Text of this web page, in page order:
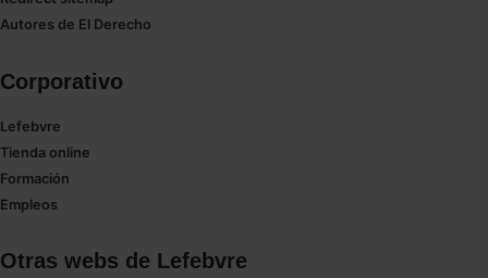
seleccionar solo aquellas que quieras permitir en tu
navegador. Si no seleccionas ninguna utilizaremos
Autores de El Derecho
Corporativo
Lefebvre
Tienda online
Formación
Empleos
Otras webs de Lefebvre